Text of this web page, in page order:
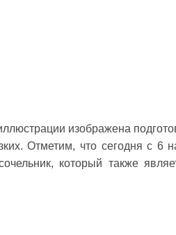
изображена
Отметим, что сегодня с 6
который также